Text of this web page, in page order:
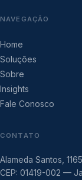
NAVEGAÇÃO
Home
Soluções
Sobre
Insights
Fale Conosco
CONTATO
Alameda Santos, 1165
CEP: 01419-002 —